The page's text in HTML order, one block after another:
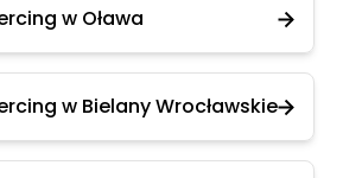
w Oława
w Bielany Wrocławskie